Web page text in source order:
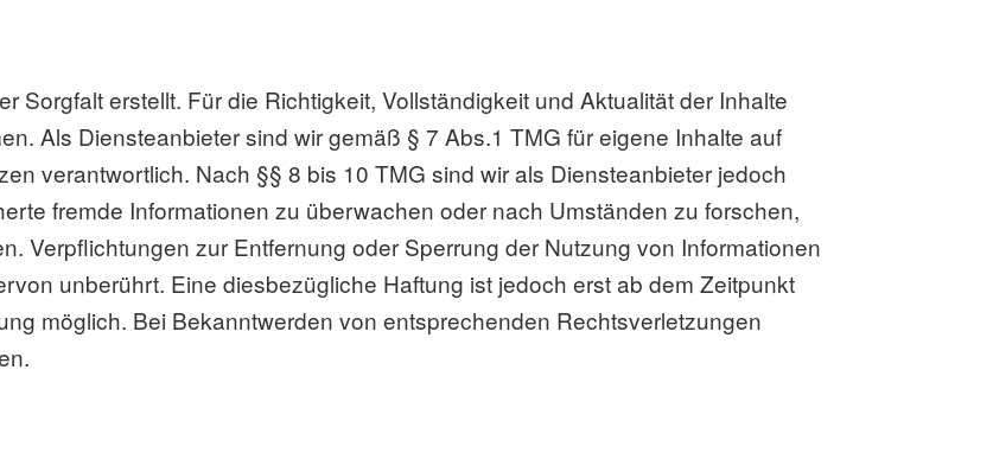
Sorgfalt erstellt. Für die Richtigkeit, Vollständigkeit und Aktualität der Inhalte
Als Diensteanbieter sind wir gemäß § 7 Abs.1 TMG für eigene Inhalte auf
verantwortlich. Nach §§ 8 bis 10 TMG sind wir als Diensteanbieter jedoch
fremde Informationen zu überwachen oder nach Umständen zu forschen,
Verpflichtungen zur Entfernung oder Sperrung der Nutzung von Informationen
unberührt. Eine diesbezügliche Haftung ist jedoch erst ab dem Zeitpunkt
möglich. Bei Bekanntwerden von entsprechenden Rechtsverletzungen